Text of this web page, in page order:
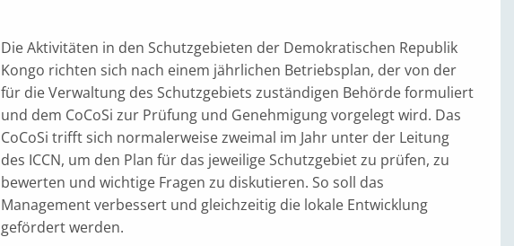
Die Aktivitäten in den Schutzgebieten der Demokratischen Republik
Kongo richten sich nach einem jährlichen Betriebsplan, der von der
für die Verwaltung des Schutzgebiets zuständigen Behörde formuliert
und dem CoCoSi zur Prüfung und Genehmigung vorgelegt wird. Das
CoCoSi trifft sich normalerweise zweimal im Jahr unter der Leitung
des ICCN, um den Plan für das jeweilige Schutzgebiet zu prüfen, zu
bewerten und wichtige Fragen zu diskutieren. So soll das
Management verbessert und gleichzeitig die lokale Entwicklung
gefördert werden.